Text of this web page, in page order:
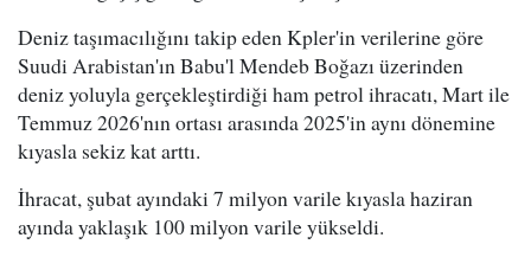
Deniz taşımacılığını takip eden Kpler'in verilerine göre
Suudi Arabistan'ın Babu'l Mendeb Boğazı üzerinden
deniz yoluyla gerçekleştirdiği ham petrol ihracatı, Mart ile
Temmuz 2026'nın ortası arasında 2025'in aynı dönemine
kıyasla sekiz kat arttı.
İhracat, şubat ayındaki 7 milyon varile kıyasla haziran
ayında yaklaşık 100 milyon varile yükseldi.